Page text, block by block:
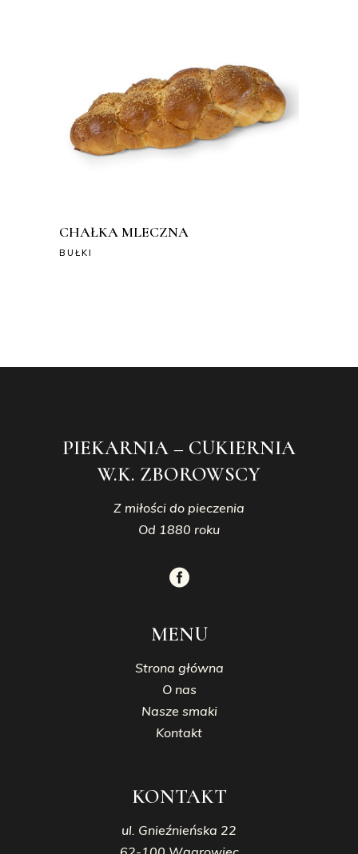
CHAŁKA MLECZNA
BUŁKI
PIEKARNIA – CUKIERNIA
W.K. ZBOROWSCY
Z miłości do pieczenia
Od 1880 roku
MENU
Strona główna
O nas
Nasze smaki
Kontakt
KONTAKT
ul. Gnieźnieńska 22